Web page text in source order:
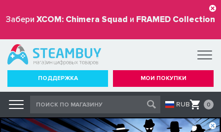
Забери XCOM: Chimera Squad и FRAMED Collection
бесплатно
ПОДДЕРЖКА МОИ ПОКУПКИ
RUB 0